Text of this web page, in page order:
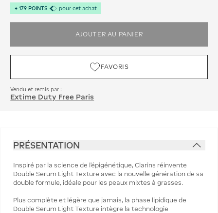
+ 179 POINTS pour cet achat
AJOUTER AU PANIER
FAVORIS
Vendu et remis par :
Extime Duty Free Paris
PRÉSENTATION
Inspiré par la science de l’épigénétique, Clarins réinvente
Double Serum Light Texture avec la nouvelle génération de sa
double formule, idéale pour les peaux mixtes à grasses.
Plus complète et légère que jamais, la phase lipidique de
Double Serum Light Texture intègre la technologie